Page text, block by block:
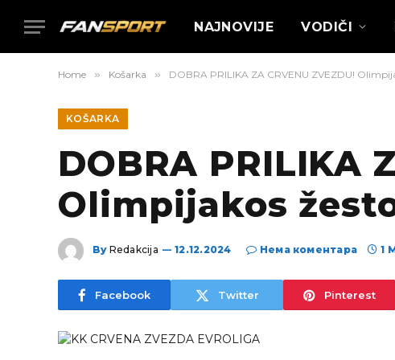
NAJNOVIJE VODIČI
Home » Košarka » DOBRA PRILIKA ZA CRVENU ZVEZDU!
KOŠARKA
DOBRA PRILIKA
Olimpijakos
By Redakcija 12.12.2024 Нема коментара 1
Facebook Twitter Pinterest